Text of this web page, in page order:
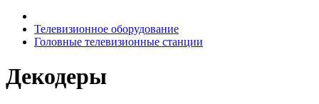
Телевизионное оборудование
Головные телевизионные станции
Декодеры